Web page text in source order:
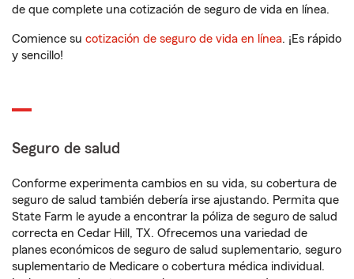
de que complete una cotización de seguro de vida en línea.
Comience su cotización de seguro de vida en línea. ¡Es rápido
y sencillo!
Seguro de salud
Conforme experimenta cambios en su vida, su cobertura de
seguro de salud también debería irse ajustando. Permita que
State Farm le ayude a encontrar la póliza de seguro de salud
correcta en Cedar Hill, TX. Ofrecemos una variedad de
planes económicos de seguro de salud suplementario, seguro
suplementario de Medicare o cobertura médica individual.